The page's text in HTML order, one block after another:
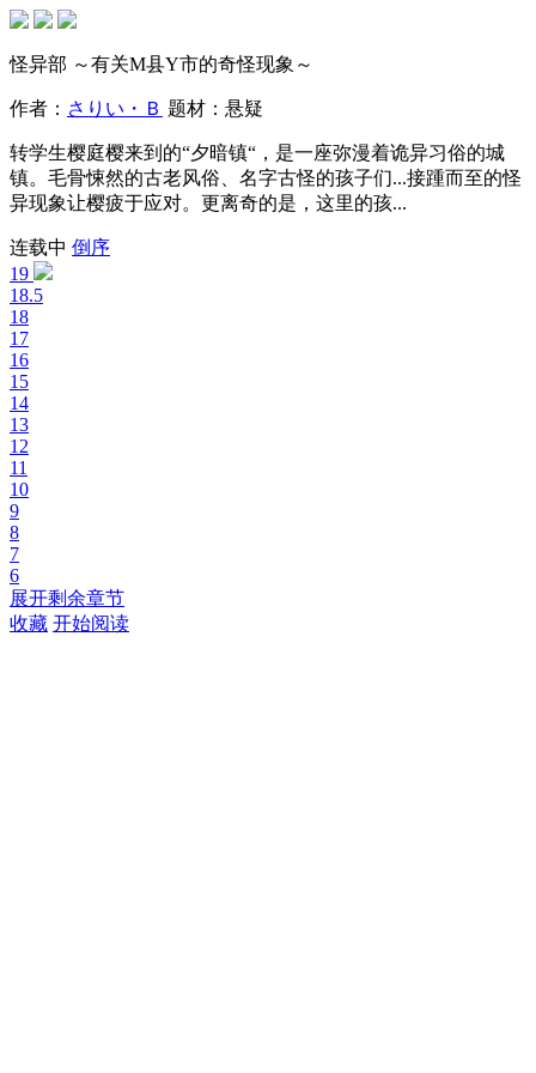
怪异部 ～有关M县Y市的奇怪现象～
作者： さりい・Ｂ 题材： 悬疑
转学生樱庭樱来到的“夕暗镇“，是一座弥漫着诡异习俗的城
镇。毛骨悚然的古老风俗、名字古怪的孩子们...接踵而至的怪
异现象让樱疲于应对。更离奇的是，这里的孩...
连载中 倒序
19
18.5
18
17
16
15
14
13
12
11
10
9
8
7
6
展开剩余章节
收藏 开始阅读